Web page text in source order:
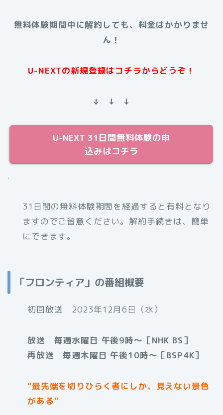
無料体験期間中に解約しても、料金はかかりませ
ん！
U-NEXTの新規登録はコチラからどうぞ！
↓ ↓ ↓
U-NEXT 31日間無料体験の申
込みはコチラ
.
31日間の無料体験期間を経過すると有料となり
ますのでご留意ください。解約手続きは、簡単
にできます。
「フロンティア」の番組概要
初回放送 2023年12月6日（水）
放送 毎週水曜日 午後9時〜［NHK BS］
再放送 毎週木曜日 午後10時〜［BSP4K］
“最先端を切りひらく者にしか、見えない景色
がある”